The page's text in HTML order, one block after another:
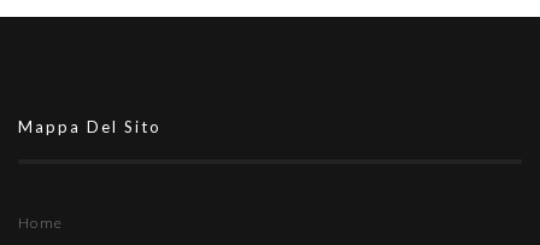
Mappa Del Sito
Home